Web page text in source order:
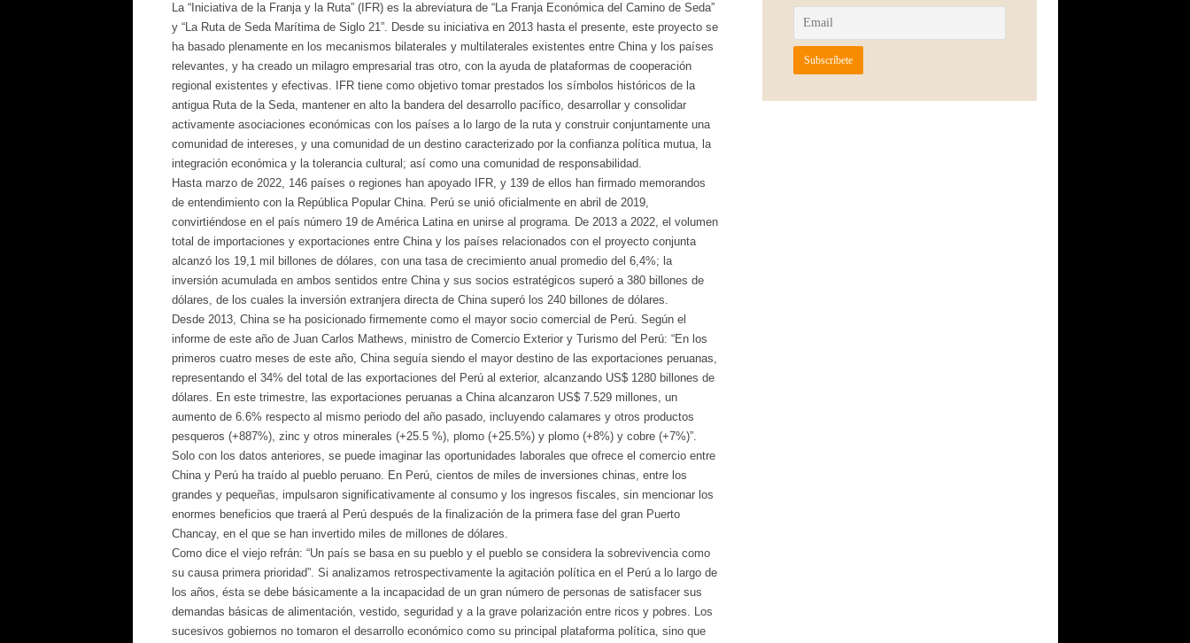
La “Iniciativa de la Franja y la Ruta” (IFR) es la abreviatura de “La Franja Económica del Camino de Seda”
y “La Ruta de Seda Marítima de Siglo 21”. Desde su iniciativa en 2013 hasta el presente, este proyecto se
ha basado plenamente en los mecanismos bilaterales y multilaterales existentes entre China y los países
relevantes, y ha creado un milagro empresarial tras otro, con la ayuda de plataformas de cooperación
regional existentes y efectivas. IFR tiene como objetivo tomar prestados los símbolos históricos de la
antigua Ruta de la Seda, mantener en alto la bandera del desarrollo pacífico, desarrollar y consolidar
activamente asociaciones económicas con los países a lo largo de la ruta y construir conjuntamente una
comunidad de intereses, y una comunidad de un destino caracterizado por la confianza política mutua, la
integración económica y la tolerancia cultural; así como una comunidad de responsabilidad.
Hasta marzo de 2022, 146 países o regiones han apoyado IFR, y 139 de ellos han firmado memorandos
de entendimiento con la República Popular China. Perú se unió oficialmente en abril de 2019,
convirtiéndose en el país número 19 de América Latina en unirse al programa. De 2013 a 2022, el volumen
total de importaciones y exportaciones entre China y los países relacionados con el proyecto conjunta
alcanzó los 19,1 mil billones de dólares, con una tasa de crecimiento anual promedio del 6,4%; la
inversión acumulada en ambos sentidos entre China y sus socios estratégicos superó a 380 billones de
dólares, de los cuales la inversión extranjera directa de China superó los 240 billones de dólares.
Desde 2013, China se ha posicionado firmemente como el mayor socio comercial de Perú. Según el
informe de este año de Juan Carlos Mathews, ministro de Comercio Exterior y Turismo del Perú: “En los
primeros cuatro meses de este año, China seguía siendo el mayor destino de las exportaciones peruanas,
representando el 34% del total de las exportaciones del Perú al exterior, alcanzando US$ 1280 billones de
dólares. En este trimestre, las exportaciones peruanas a China alcanzaron US$ 7.529 millones, un
aumento de 6.6% respecto al mismo periodo del año pasado, incluyendo calamares y otros productos
pesqueros (+887%), zinc y otros minerales (+25.5 %), plomo (+25.5%) y plomo (+8%) y cobre (+7%)”.
Solo con los datos anteriores, se puede imaginar las oportunidades laborales que ofrece el comercio entre
China y Perú ha traído al pueblo peruano. En Perú, cientos de miles de inversiones chinas, entre los
grandes y pequeñas, impulsaron significativamente al consumo y los ingresos fiscales, sin mencionar los
enormes beneficios que traerá al Perú después de la finalización de la primera fase del gran Puerto
Chancay, en el que se han invertido miles de millones de dólares.
Como dice el viejo refrán: “Un país se basa en su pueblo y el pueblo se considera la sobrevivencia como
su causa primera prioridad”. Si analizamos retrospectivamente la agitación política en el Perú a lo largo de
los años, ésta se debe básicamente a la incapacidad de un gran número de personas de satisfacer sus
demandas básicas de alimentación, vestido, seguridad y a la grave polarización entre ricos y pobres. Los
sucesivos gobiernos no tomaron el desarrollo económico como su principal plataforma política, sino que